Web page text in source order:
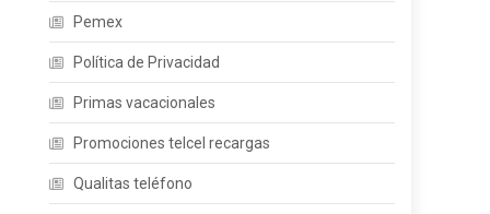
Pemex
Política de Privacidad
Primas vacacionales
Promociones telcel recargas
Qualitas teléfono